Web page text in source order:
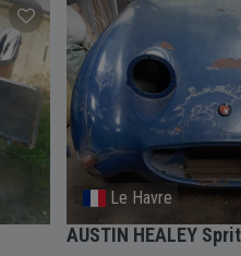
Le Havre
AUSTIN HEALEY